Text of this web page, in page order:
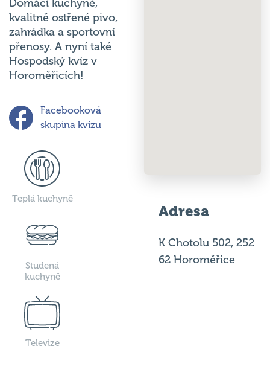
Domácí kuchyně,
kvalitně ostřené pivo,
zahrádka a sportovní
přenosy. A nyní také
Hospodský kvíz v
Horoměřicích!
Facebooková
skupina kvízu
Teplá kuchyně
Studená
kuchyně
Televize
Adresa
K Chotolu 502, 252
62 Horoměřice